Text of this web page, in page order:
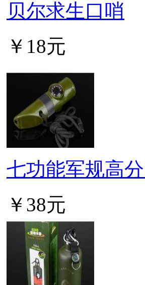
贝尔求生口哨
￥18元
七功能军规高
￥38元